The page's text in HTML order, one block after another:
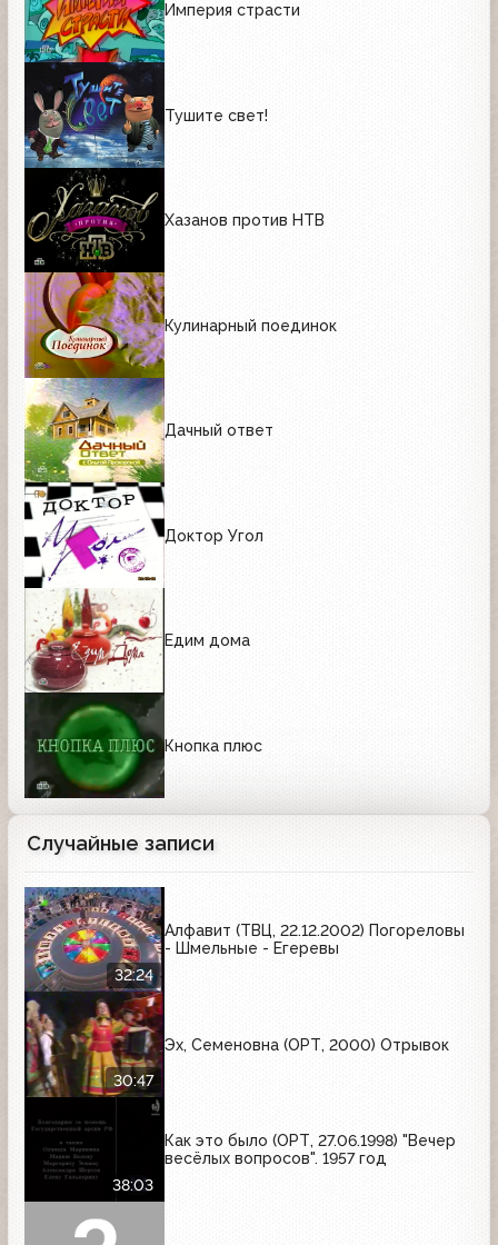
Империя страсти
Тушите свет!
Хазанов против НТВ
Кулинарный поединок
Дачный ответ
Доктор Угол
Едим дома
Кнопка плюс
Случайные записи
32:24
Алфавит (ТВЦ, 22.12.2002) Погореловы
- Шмельные - Егеревы
30:47
Эх, Семеновна (ОРТ, 2000) Отрывок
38:03
Как это было (ОРТ, 27.06.1998) "Вечер
весёлых вопросов". 1957 год